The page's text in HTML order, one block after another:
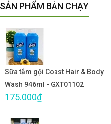
SẢN PHẨM BÁN CHẠY
Sữa tắm gội Coast Hair & Body
Wash 946ml - GXT01102
175.000₫